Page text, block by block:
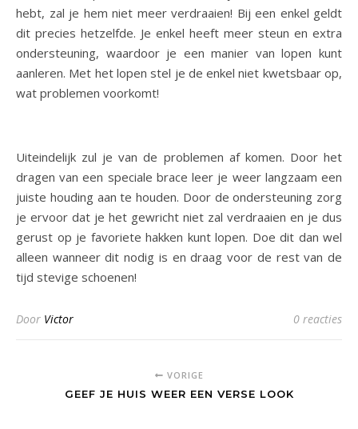
hebt, zal je hem niet meer verdraaien! Bij een enkel geldt
dit precies hetzelfde. Je enkel heeft meer steun en extra
ondersteuning, waardoor je een manier van lopen kunt
aanleren. Met het lopen stel je de enkel niet kwetsbaar op,
wat problemen voorkomt!
Uiteindelijk zul je van de problemen af komen. Door het
dragen van een speciale brace leer je weer langzaam een
juiste houding aan te houden. Door de ondersteuning zorg
je ervoor dat je het gewricht niet zal verdraaien en je dus
gerust op je favoriete hakken kunt lopen. Doe dit dan wel
alleen wanneer dit nodig is en draag voor de rest van de
tijd stevige schoenen!
Door Victor 0 reacties
VORIGE
GEEF JE HUIS WEER EEN VERSE LOOK